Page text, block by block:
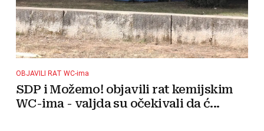
OBJAVILI RAT WC-ima
SDP i Možemo! objavili rat kemijskim
WC-ima - valjda su očekivali da ć...